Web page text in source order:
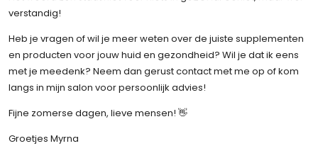
verstandig!
Heb je vragen of wil je meer weten over de juiste supplementen
en producten voor jouw huid en gezondheid? Wil je dat ik eens
met je meedenk? Neem dan gerust contact met me op of kom
langs in mijn salon voor persoonlijk advies!
Fijne zomerse dagen, lieve mensen! 👋
Groetjes Myrna